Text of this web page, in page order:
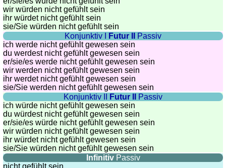
les
différences
wir würden nicht gefühlt sein
ihr würdet nicht gefühlt sein
sie/Sie würden nicht gefühlt sein
Konjunktiv I
Futur II
Passiv
ich werde nicht gefühlt gewesen sein
du werdest nicht gefühlt gewesen sein
er/sie/es werde nicht gefühlt gewesen sein
wir werden nicht gefühlt gewesen sein
ihr werdet nicht gefühlt gewesen sein
sie/Sie werden nicht gefühlt gewesen sein
Konjunktiv II
Futur II
Passiv
ich würde nicht gefühlt gewesen sein
du würdest nicht gefühlt gewesen sein
er/sie/es würde nicht gefühlt gewesen sein
wir würden nicht gefühlt gewesen sein
ihr würdet nicht gefühlt gewesen sein
sie/Sie würden nicht gefühlt gewesen sein
InfinitivPassiv
nicht gefühlt sein